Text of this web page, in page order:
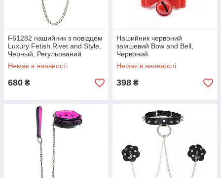
F61282 нашийник з повідцем
Luxury Fetish Rivet and Style,
Черный, Регульований
Немає в наявності
680 ₴
Нашийник червоний
замшевий Bow and Bell,
Червоний
Немає в наявності
398 ₴